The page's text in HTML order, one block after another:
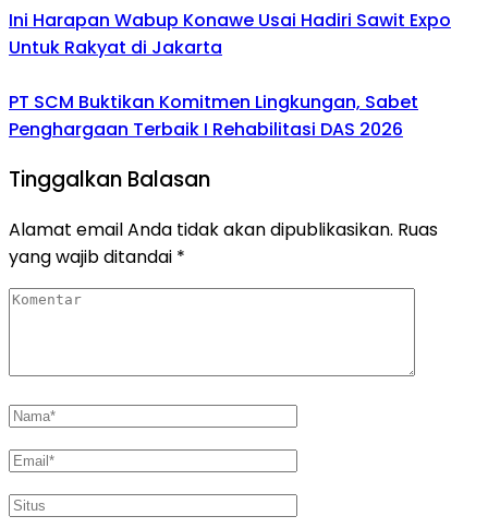
Ini Harapan Wabup Konawe Usai Hadiri Sawit Expo
Untuk Rakyat di Jakarta
PT SCM Buktikan Komitmen Lingkungan, Sabet
Penghargaan Terbaik I Rehabilitasi DAS 2026
Tinggalkan Balasan
Alamat email Anda tidak akan dipublikasikan. Ruas
yang wajib ditandai *